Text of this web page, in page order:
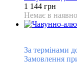
1 144 грн
Немає в
За термінами
Замовлення